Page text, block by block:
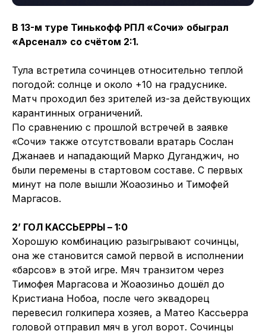
В 13-м туре Тинькофф РПЛ «Сочи» обыграл
«Арсенал» со счётом 2:1.
Тула встретила сочинцев относительно теплой
погодой: солнце и около +10 на градуснике.
Матч проходил без зрителей из-за действующих
карантинных ограничений.
По сравнению с прошлой встречей в заявке
«Сочи» также отсутствовали вратарь Сослан
Джанаев и нападающий Марко Дуганджич, но
были перемены в стартовом составе. С первых
минут на поле вышли Жоаозиньо и Тимофей
Маргасов.
2’ ГОЛ КАССЬЕРРЫ – 1:0
Хорошую комбинацию разыгрывают сочинцы,
она же становится самой первой в исполнении
«барсов» в этой игре. Мяч транзитом через
Тимофея Маргасова и Жоаозиньо дошёл до
Кристиана Нобоа, после чего эквадорец
перевесил голкипера хозяев, а Матео Кассьерра
головой отправил мяч в угол ворот. Сочинцы